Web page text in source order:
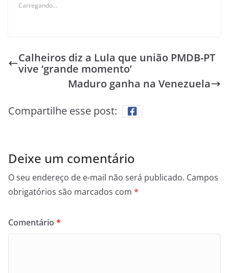
Carregando...
Calheiros diz a Lula que união PMDB-PT
vive ‘grande momento’
Maduro ganha na Venezuela
Compartilhe esse post:
Deixe um comentário
O seu endereço de e-mail não será publicado. Campos
obrigatórios são marcados com *
Comentário *